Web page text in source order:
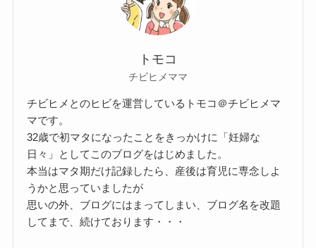
トモコ
チビヒメママ
チビヒメとのヒビを運営しているトモコ＠チビヒメマ
マです。
32歳で初マタになったことをきっかけに「妊婦な
日々」としてこのブログをはじめました。
本当はマタ期だけ記録したら、産後は育児に専念しよ
うかと思っていましたが
思いの外、ブログにはまってしまい、ブログ名を改題
してまで、続けております・・・